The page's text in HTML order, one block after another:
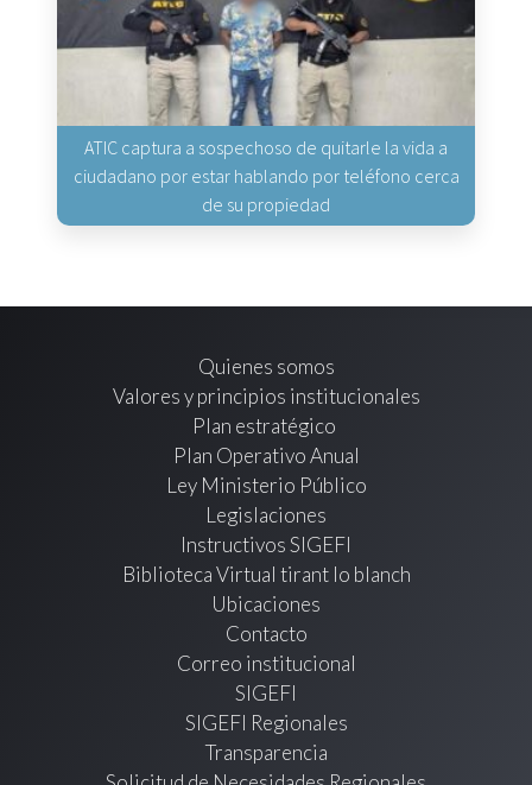
ATIC captura a sospechoso de quitarle la vida a
ciudadano por estar hablando por teléfono cerca
de su propiedad
Quienes somos
Valores y principios institucionales
Plan estratégico
Plan Operativo Anual
Ley Ministerio Público
Legislaciones
Instructivos SIGEFI
Biblioteca Virtual tirant lo blanch
Ubicaciones
Contacto
Correo institucional
SIGEFI
SIGEFI Regionales
Transparencia